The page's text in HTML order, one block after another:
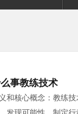
事教练技术
和核心概念：教练